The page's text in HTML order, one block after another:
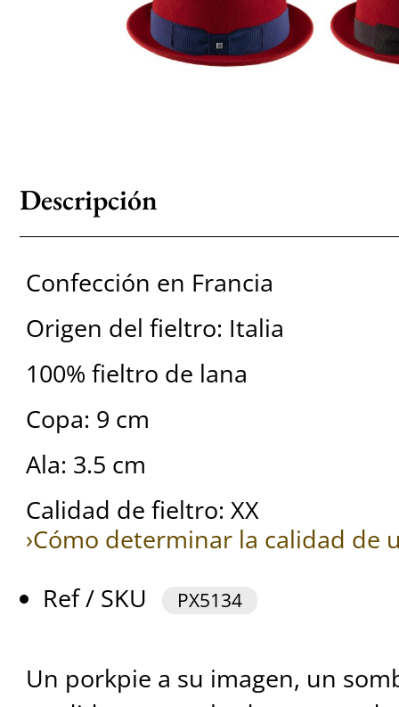
Descripción
Confección en Francia
Origen del fieltro: Italia
100% fieltro de lana
Copa: 9 cm
Ala: 3.5 cm
Calidad de fieltro: XX
›Cómo determinar la calidad de
Ref / SKU
PX5134
Un porkpie a su imagen, un